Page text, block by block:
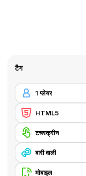
टैग
1 प्लेयर
HTML5
टचस्क्रीन
बारी वाली
मोबाइल